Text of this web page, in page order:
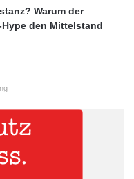
Warum der
den Mittelstand